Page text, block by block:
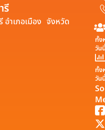
รี
อำเภอเมือง จังหวัด
ทั้ง
วัน
ทั้ง
วัน